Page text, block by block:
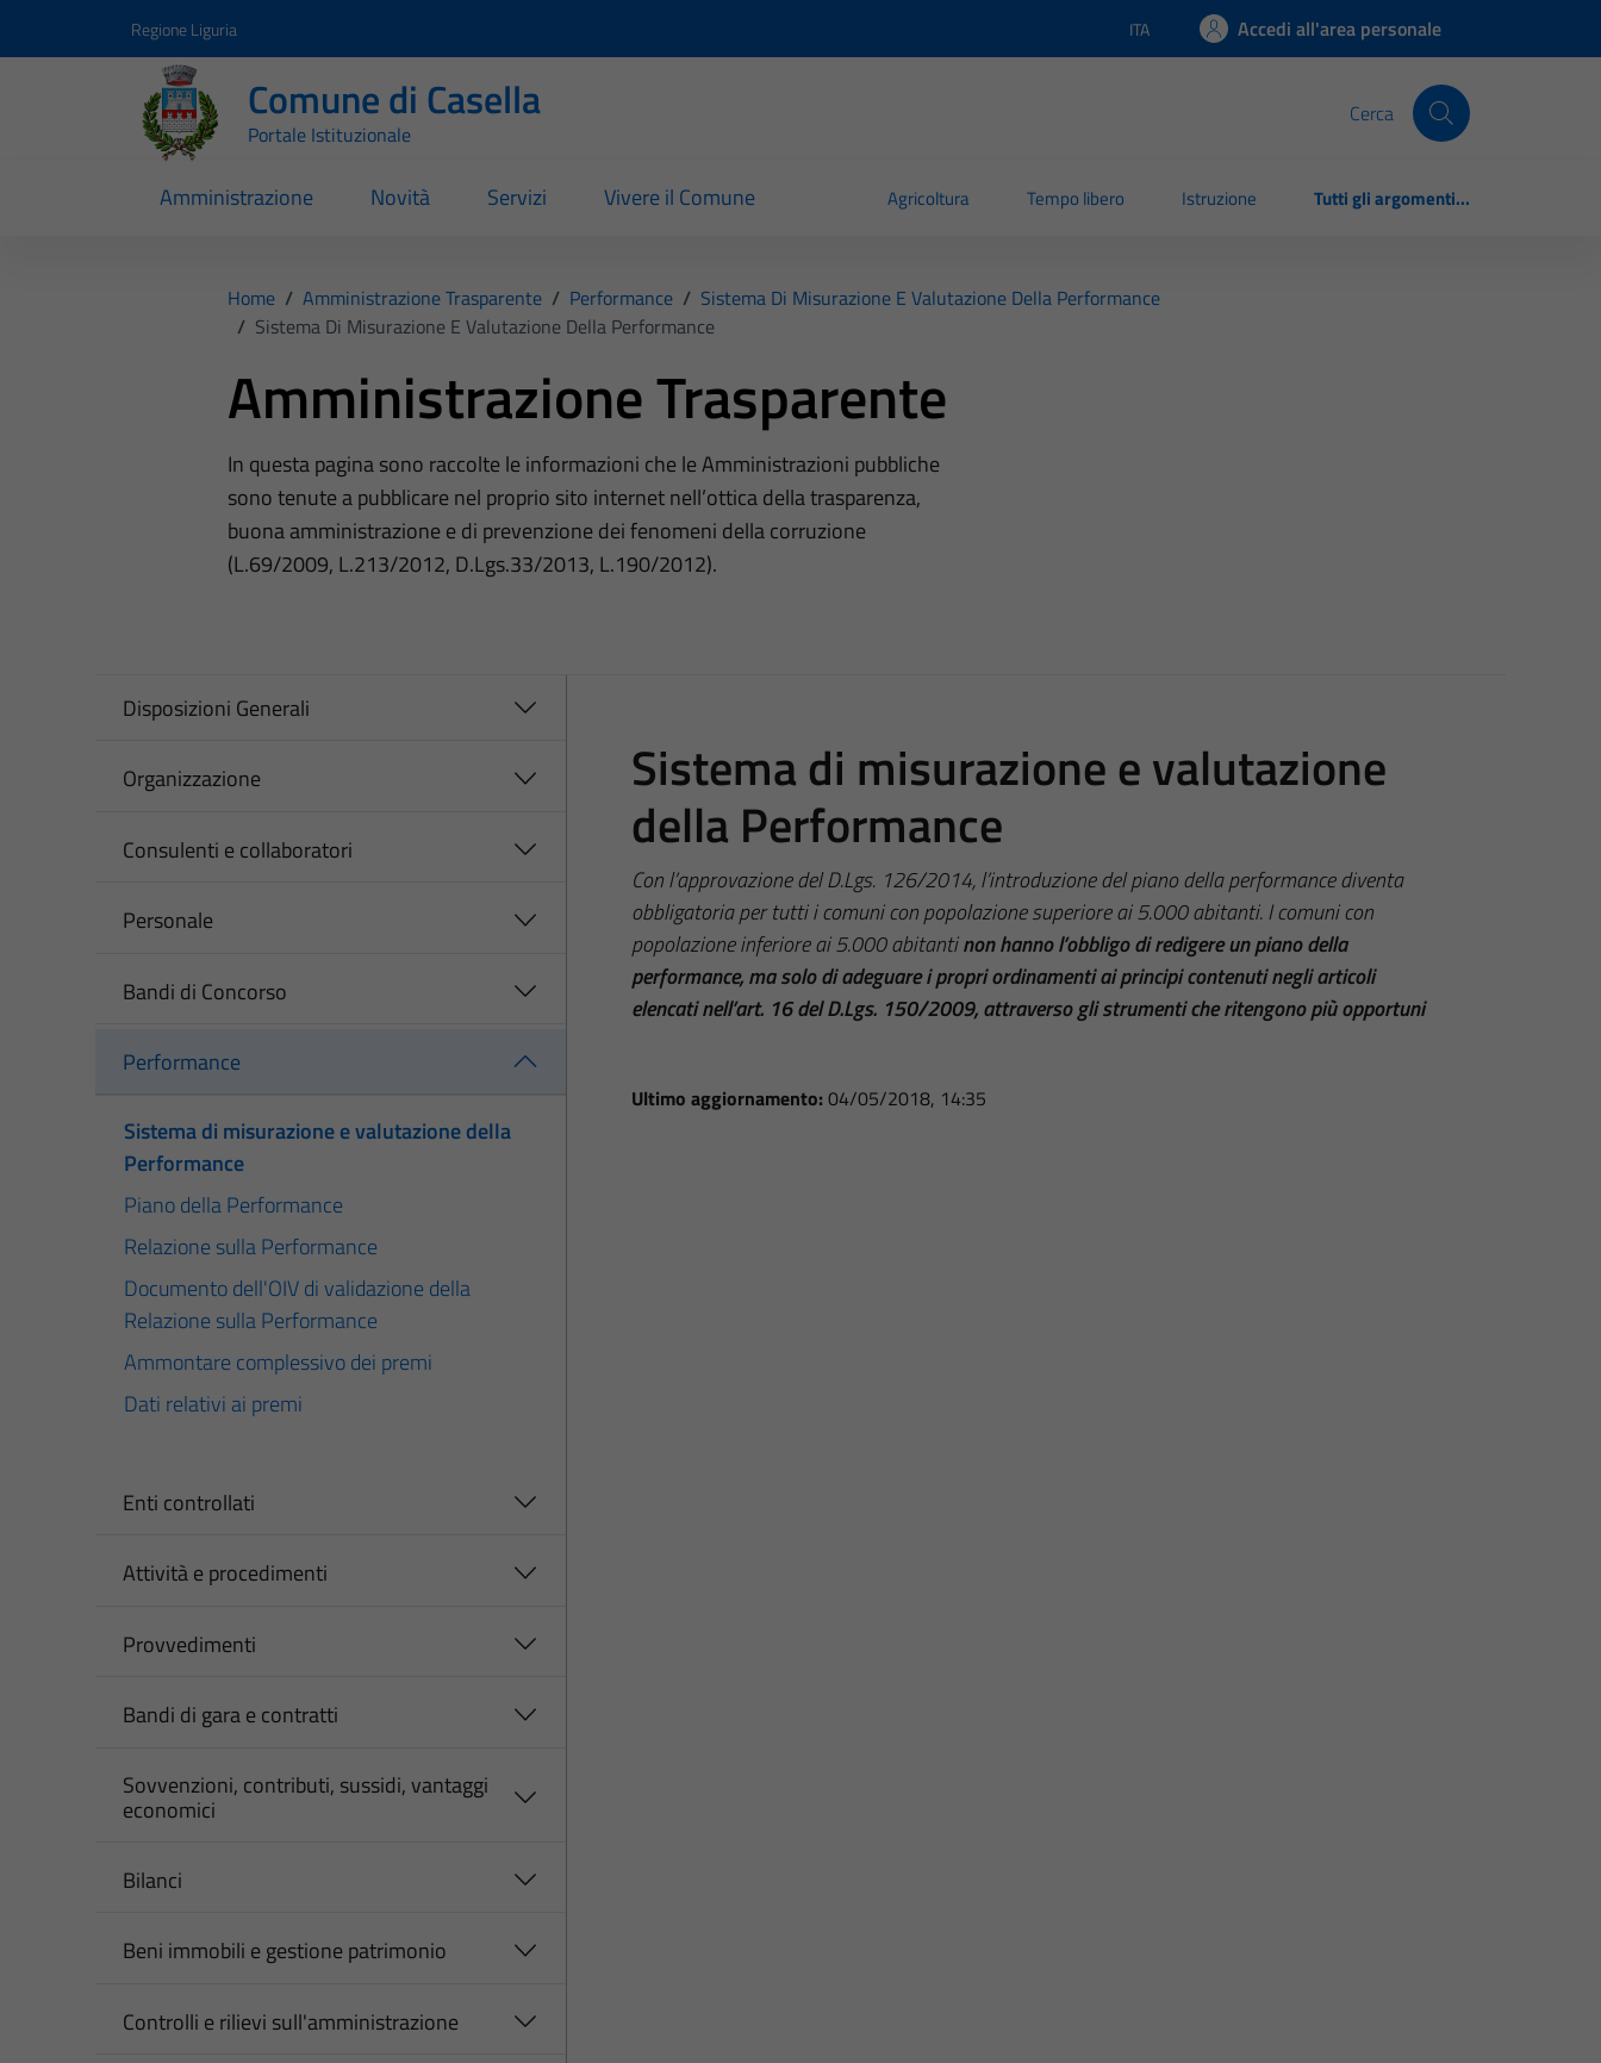
Regione Liguria Lingua attiva:
ITA Accedi all'area personale
Comune di Casella
Portale Istituzionale
Cerca
Amministrazione Novità Servizi Vivere il Comune Agricoltura Tempo libero Istruzione Tutti gli argomenti...
Home / Amministrazione Trasparente / Performance / Sistema Di Misurazione E Valutazione Della Performance
/ Sistema Di Misurazione E Valutazione Della Performance
Amministrazione Trasparente
In questa pagina sono raccolte le informazioni che le Amministrazioni pubbliche
sono tenute a pubblicare nel proprio sito internet nell’ottica della trasparenza,
buona amministrazione e di prevenzione dei fenomeni della corruzione
(L.69/2009, L.213/2012, D.Lgs.33/2013, L.190/2012).
Disposizioni Generali
Organizzazione
Consulenti e collaboratori
Personale
Bandi di Concorso
Performance
Sistema di misurazione e valutazione della
Performance
Piano della Performance
Relazione sulla Performance
Documento dell'OIV di validazione della
Relazione sulla Performance
Ammontare complessivo dei premi
Dati relativi ai premi
Enti controllati
Attività e procedimenti
Provvedimenti
Bandi di gara e contratti
Sovvenzioni, contributi, sussidi, vantaggi
economici
Bilanci
Beni immobili e gestione patrimonio
Controlli e rilievi sull'amministrazione
Sistema di misurazione e valutazione
della Performance
Con l’approvazione del D.Lgs. 126/2014, l’introduzione del piano della performance diventa
obbligatoria per tutti i comuni con popolazione superiore ai 5.000 abitanti. I comuni con
popolazione inferiore ai 5.000 abitantinon hanno l’obbligo di redigere un piano della
performance, ma solo di adeguare i propri ordinamenti ai principi contenuti negli articoli
elencati nell’art. 16 del D.Lgs. 150/2009, attraverso gli strumenti che ritengono più opportuni
Ultimo aggiornamento: 04/05/2018, 14:35